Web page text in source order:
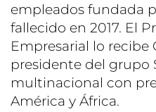
empleados fundada
fallecido en 2017. El
Empresarial lo recibe
presidente del grupo
multinacional con
América y África.